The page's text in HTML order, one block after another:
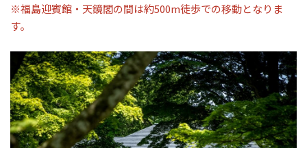
※福島迎賓館・天鏡閣の間は約500m徒歩での移動となりま
す。